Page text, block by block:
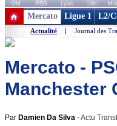
OM PSG Lyon Lille
+ de clubs
Mercato Ligue 1 L2/
Actualité | Journal des
Mercato -
Manchester
Par Damien Da Silva -Actu